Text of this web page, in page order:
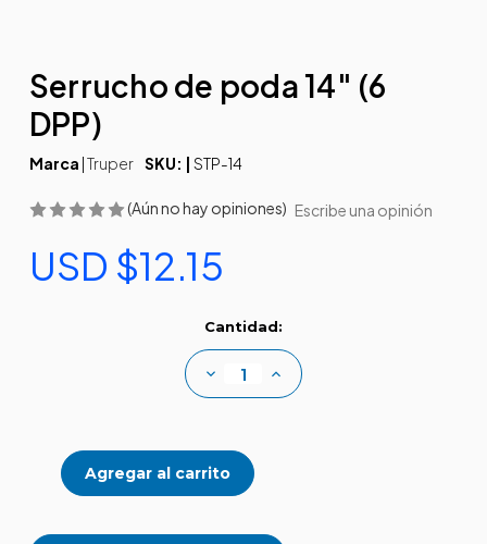
Serrucho de poda 14" (6
DPP)
Marca |Truper SKU: | STP-14
(Aún no hay opiniones) Escribe una opinión
USD $12.15
Cantidad:
Disminuir
cantidad
de
poda
14"
(6
Aumentar
cantidad